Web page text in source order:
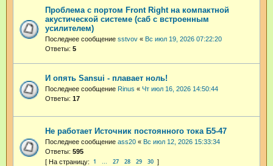
Проблема с портом Front Right на компактной
акустической системе (саб с встроенным
усилителем)
Последнее сообщение sstvov « Вс июл 19, 2026 07:22:20
Ответы: 5
И опять Sansui - плавает ноль!
Последнее сообщение Rinus « Чт июл 16, 2026 14:50:44
Ответы: 17
Не работает Источник постоянного тока Б5-47
Последнее сообщение ass20 « Вс июл 12, 2026 15:33:34
Ответы: 595
1 … 27 28 29 30